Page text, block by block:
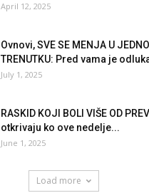
April 12, 2025
Ovnovi, SVE SE MENJA U
TRENUTKU: Pred vama je
July 1, 2025
RASKID KOJI BOLI VIŠE OD
otkrivaju ko ove nedelje...
June 1, 2025
Load more